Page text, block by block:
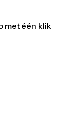
met één klik